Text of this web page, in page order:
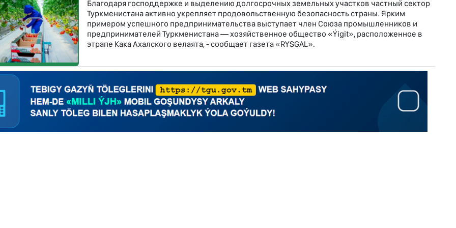
Благодаря господдержке и выделению долгосрочных земельных участков частный сектор
Туркменистана активно укрепляет продовольственную безопасность страны. Ярким
примером успешного предпринимательства выступает член Союза промышленников и
предпринимателей Туркменистана — хозяйственное общество «Ýigit», расположенное в
этрапе Кака Ахалского велаята, - сообщает газета «RYSGAL».